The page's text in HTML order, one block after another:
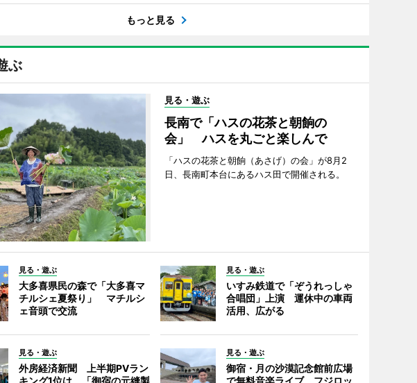
もっと見る
ぶ
見る・遊ぶ
長南で「ハスの花茶と朝餉の
会」 ハスを丸ごと楽しんで
「ハスの花茶と朝餉（あさげ）の会」が8月2
日、長南町本台にあるハス田で開催される。
見る・遊ぶ
大多喜県民の森で「大多喜マ
チルシェ夏祭り」 マチルシ
ェ音頭で交流
見る・遊ぶ
いすみ鉄道で「ぞうれっしゃ
合唱団」上演 運休中の車両
活用、広がる
見る・遊ぶ
外房経済新聞 上半期PVラン
キング1位は、「御宿の元縫製
見る・遊ぶ
御宿・月の沙漠記念館前広場
で無料音楽ライブ フジロッ